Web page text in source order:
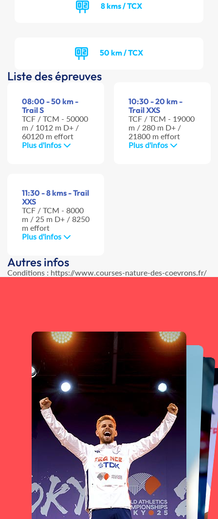
8 kms / TCX
50 km / TCX
Liste des épreuves
08:00 - 50 km -
Trail S
TCF / TCM - 50000
m / 1012 m D+ /
60120 m effort
Plus d'infos
10:30 - 20 km -
Trail XXS
TCF / TCM - 19000
m / 280 m D+ /
21800 m effort
Plus d'infos
11:30 - 8 kms - Trail
XXS
TCF / TCM - 8000
m / 25 m D+ / 8250
m effort
Plus d'infos
Autres infos
Conditions : https://www.courses-nature-des-coevrons.fr/